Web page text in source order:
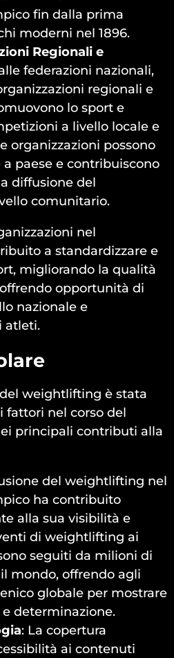
fin dalla prima
moderni nel 1896.
Regionali e
federazioni nazionali,
regionali e
lo sport e
a livello locale e
organizzazioni possono
a paese e contribuiscono
diffusione del
comunitario.
nel
a standardizzare e
migliorando la qualità
opportunità di
nazionale e
atleti.
weightlifting è stata
fattori nel corso del
principali contributi alla
del weightlifting nel
ha contribuito
alla sua visibilità e
di weightlifting ai
seguiti da milioni di
mondo, offrendo agli
globale per mostrare
determinazione.
: La copertura
ai contenuti